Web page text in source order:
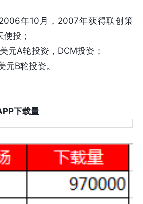
年10月，2007年获得联创策
投；
元A轮投资，DCM投资；
元B轮投资。
下载量